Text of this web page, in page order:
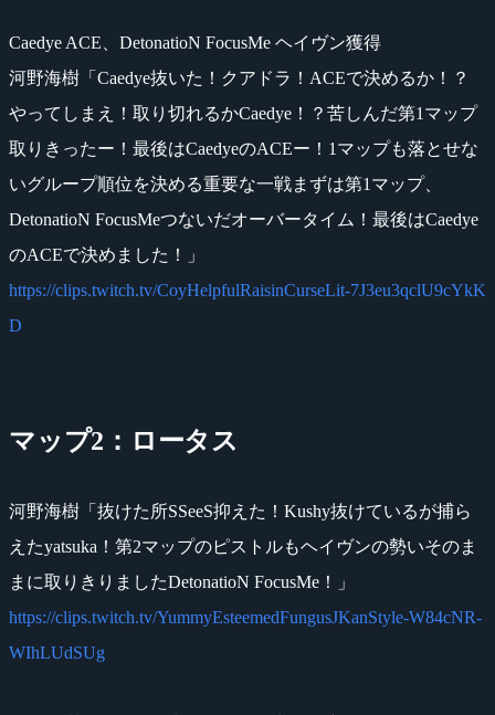
Caedye ACE、DetonatioN FocusMe ヘイヴン獲得
河野海樹「Caedye抜いた！クアドラ！ACEで決めるか！？
やってしまえ！取り切れるかCaedye！？苦しんだ第1マップ
取りきったー！最後はCaedyeのACEー！1マップも落とせな
いグループ順位を決める重要な一戦まずは第1マップ、
DetonatioN FocusMeつないだオーバータイム！最後はCaedye
のACEで決めました！」
https://clips.twitch.tv/CoyHelpfulRaisinCurseLit-7J3eu3qclU9cYkK
D
マップ2：ロータス
河野海樹「抜けた所SSeeS抑えた！Kushy抜けているが捕ら
えたyatsuka！第2マップのピストルもヘイヴンの勢いそのま
まに取りきりましたDetonatioN FocusMe！」
https://clips.twitch.tv/YummyEsteemedFungusJKanStyle-W84cNR-
WIhLUdSUg